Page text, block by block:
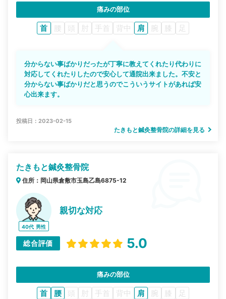
痛みの部位
首 腰 頭 肘 手首 背中 肩 腕 膝 足
分からない事ばかりだったが丁寧に教えてくれたり代わりに
対応してくれたりしたので安心して通院出来ました。不安と
分からない事ばかりだと思うのでこういうサイトがあれば安
心出来ます。
投稿日：2023-02-15
たきもと鍼灸整骨院の詳細を見る
たきもと鍼灸整骨院
住所：岡山県倉敷市玉島乙島6875-12
40代 男性
親切な対応
総合評価 5.0
痛みの部位
首 腰 頭 肘 手首 背中 肩 腕 膝 足